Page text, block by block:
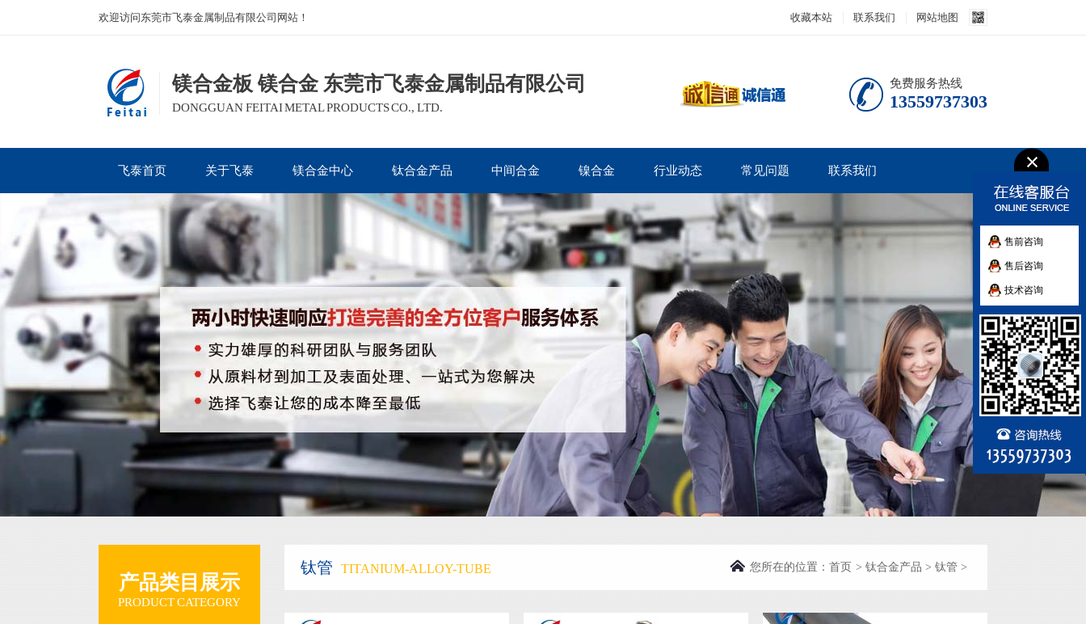
欢迎访问东莞市飞泰金属制品有限公司网站！ 收藏本站 联系我们 网站地图
镁合金板 镁合金 东莞市飞泰金属制品有限公司
DONGGUAN FEITAI METAL PRODUCTS CO., LTD.
免费服务热线
13559737303
飞泰首页 关于飞泰 镁合金中心 钛合金产品 中间合金 镍合金 行业动态 常见问题 联系我们
产品类目展示
PRODUCT CATEGORY
钛管 TITANIUM-ALLOY-TUBE 首页 > 钛合金产品 > 钛管 >
您所在的位置：
售前咨询
售后咨询
技术咨询